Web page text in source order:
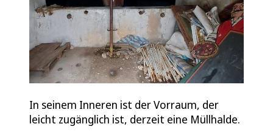
In seinem Inneren ist der Vorraum, der
leicht zugänglich ist, derzeit eine Müllhalde.